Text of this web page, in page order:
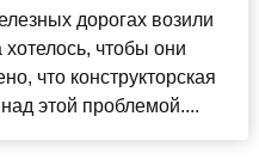
дорогах возили
чтобы они
что конструкторская
этой проблемой....